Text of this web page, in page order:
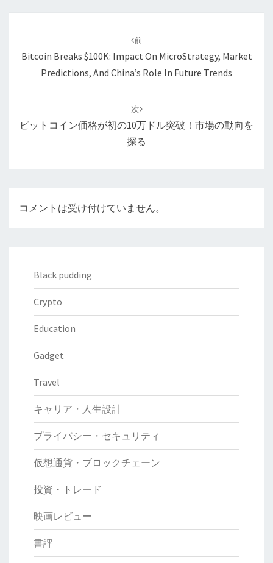
ナ
ョ
前
Bitcoin Breaks $100K: Impact On MicroStrategy, Market
Predictions, And China’s Role In Future Trends
次
ビットコイン価格が初の10万ドル突破！市場の動向を
探る
コメントは受け付けていません。
Black pudding
Crypto
Education
Gadget
Travel
キャリア・人生設計
プライバシー・セキュリティ
仮想通貨・ブロックチェーン
投資・トレード
映画レビュー
書評